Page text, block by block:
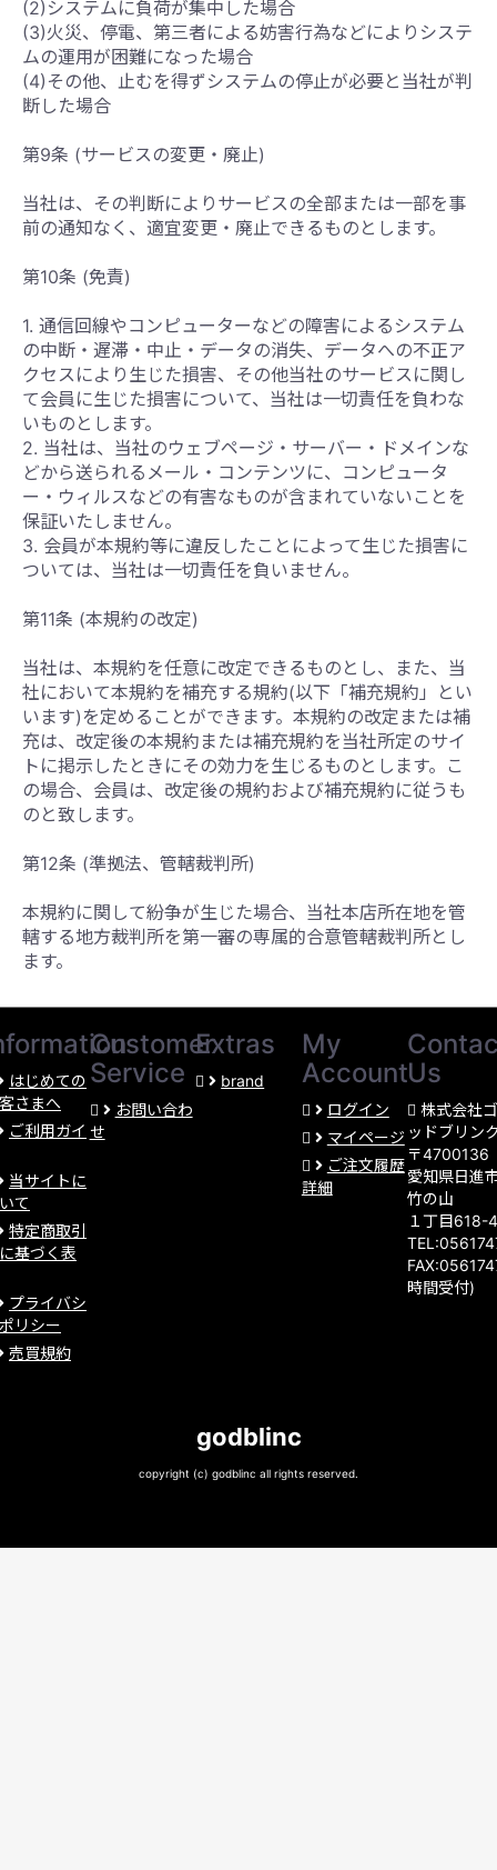
(2)システムに負荷が集中した場合
(3)火災、停電、第三者による妨害行為などによりシステ
ムの運用が困難になった場合
(4)その他、止むを得ずシステムの停止が必要と当社が判
断した場合
第9条 (サービスの変更・廃止)
当社は、その判断によりサービスの全部または一部を事
前の通知なく、適宜変更・廃止できるものとします。
第10条 (免責)
1. 通信回線やコンピューターなどの障害によるシステム
の中断・遅滞・中止・データの消失、データへの不正ア
クセスにより生じた損害、その他当社のサービスに関し
て会員に生じた損害について、当社は一切責任を負わな
いものとします。
2. 当社は、当社のウェブページ・サーバー・ドメインな
どから送られるメール・コンテンツに、コンピュータ
ー・ウィルスなどの有害なものが含まれていないことを
保証いたしません。
3. 会員が本規約等に違反したことによって生じた損害に
ついては、当社は一切責任を負いません。
第11条 (本規約の改定)
当社は、本規約を任意に改定できるものとし、また、当
社において本規約を補充する規約(以下「補充規約」とい
います)を定めることができます。本規約の改定または補
充は、改定後の本規約または補充規約を当社所定のサイ
トに掲示したときにその効力を生じるものとします。こ
の場合、会員は、改定後の規約および補充規約に従うも
のと致します。
第12条 (準拠法、管轄裁判所)
本規約に関して紛争が生じた場合、当社本店所在地を管
轄する地方裁判所を第一審の専属的合意管轄裁判所とし
ます。
はじめての
さまへ
ご利用ガイ
当サイトに
て
特定商取引
基づく表
プライバシ
リシー
売買規約
Customer
Service
お問い合わ
せ
Extras
brand
My
Account
ログイン
マイページ
ご注文履歴
詳細
Us
株式会社
ッドブリン
〒4700136
愛知県日進
竹の山
１丁目618-
時間受付)
godblinc
copyright (c) godblinc all rights reserved.